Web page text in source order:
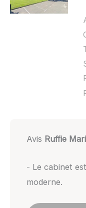
Avis Ruffie
- Le cabinet
moderne.